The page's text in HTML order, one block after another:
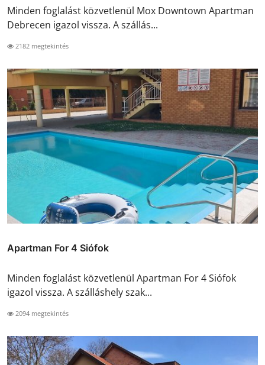
Minden foglalást közvetlenül Mox Downtown Apartman
Debrecen igazol vissza. A szállás...
2182 megtekintés
Apartman For 4 Siófok
Minden foglalást közvetlenül Apartman For 4 Siófok
igazol vissza. A szálláshely szak...
2094 megtekintés